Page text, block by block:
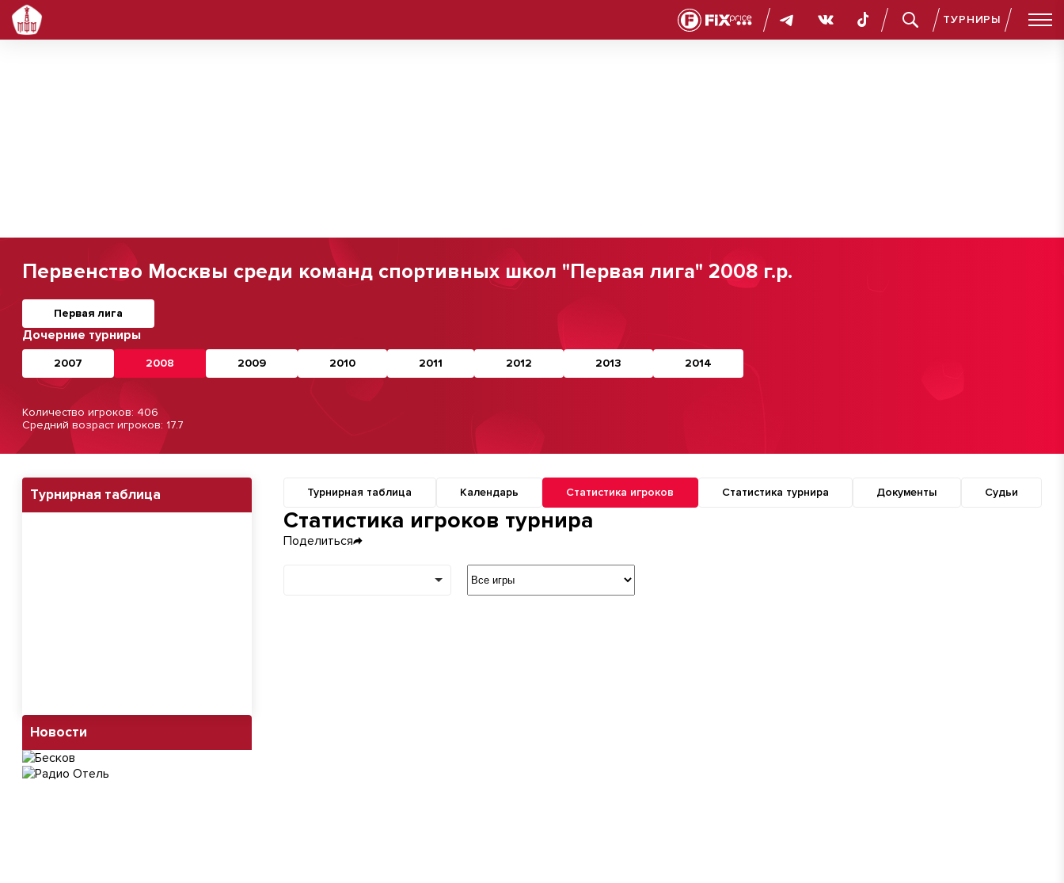
ТУРНИРЫ
Первенство Москвы среди команд спортивных школ "Первая лига" 2008 г.р.
Первая лига
Дочерние турниры
2007 2008 2009 2010 2011 2012 2013 2014
Количество игроков: 406
Средний возраст игроков: 17.7
Турнирная таблица
Новости
Турнирная таблица Календарь Статистика игроков Статистика турнира Документы Судьи
Навигация по разделам турнира
Статистика игроков турнира
Поделиться